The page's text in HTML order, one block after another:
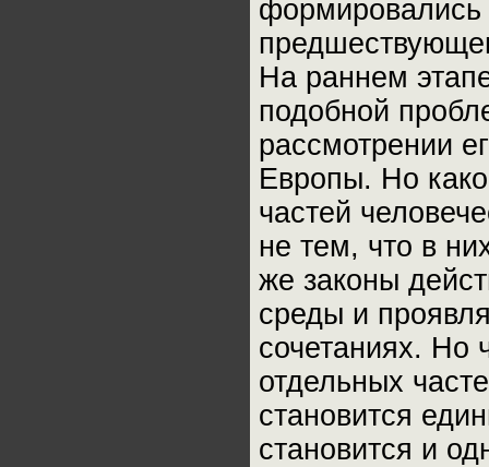
формировались
На раннем
подобной
рассмотрении
Европы. Но
частей
не тем, что в
же законы
среды и
сочетаниях. Но
отдельных
становится
становится и